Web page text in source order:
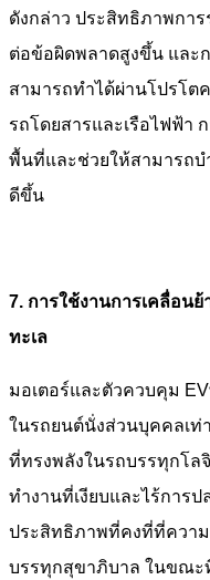
ดังกล่าว ประสิทธิภาพกา
ต่อข้อผิดพลาดสูงขึ้น แล
สามารถทำได้ผ่านโปรโต
รถโดยสารและเรือไฟฟ้า
พื้นที่และช่วยให้สามารถบ
ดีขึ้น
7. การใช้งานการเคลื่อน
ทะเล
มอเตอร์และตัวควบคุม EV
ในรถยนต์นั่งส่วนบุคคลเท่
ที่ทรงพลังในรถบรรทุกโ
ทำงานที่เงียบและไร้การ
ประสิทธิภาพที่คงที่ที่ควา
บรรทุกสุขาภิบาล ในขณะ